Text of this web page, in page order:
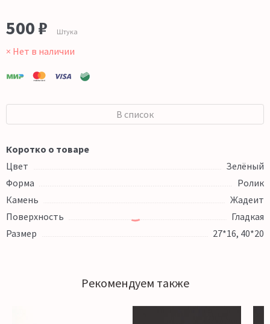
500 ₽ Штука
× Нет в наличии
В список
Коротко о товаре
Цвет
Зелёный
Форма
Ролик
Камень
Жадеит
Поверхность
Гладкая
Размер
27*16, 40*20
Рекомендуем также